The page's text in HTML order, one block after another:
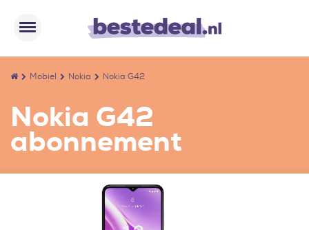
Mobiel Nokia Nokia G42
Nokia G42
abonnement